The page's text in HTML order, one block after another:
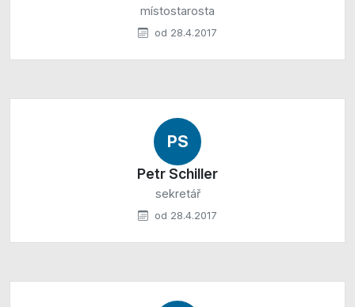
místostarosta
od 28.4.2017
PS
Petr Schiller
sekretář
od 28.4.2017